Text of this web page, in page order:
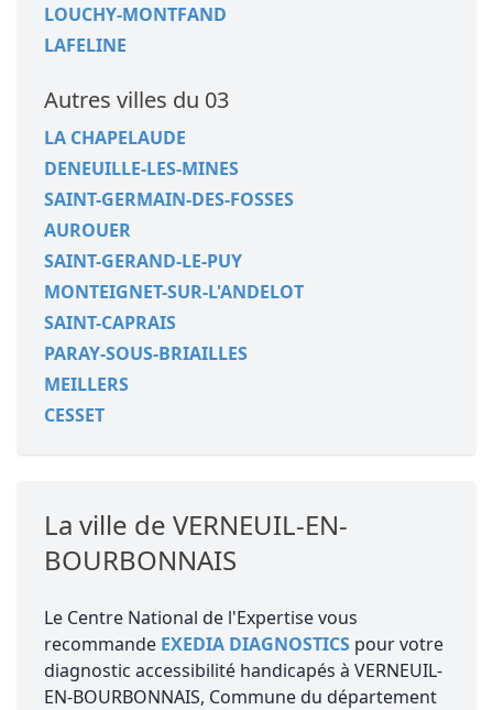
LOUCHY-MONTFAND
LAFELINE
Autres villes du 03
LA CHAPELAUDE
DENEUILLE-LES-MINES
SAINT-GERMAIN-DES-FOSSES
AUROUER
SAINT-GERAND-LE-PUY
MONTEIGNET-SUR-L'ANDELOT
SAINT-CAPRAIS
PARAY-SOUS-BRIAILLES
MEILLERS
CESSET
La ville de VERNEUIL-EN-
BOURBONNAIS
Le Centre National de l'Expertise vous
recommande EXEDIA DIAGNOSTICS pour votre
diagnostic accessibilité handicapés à VERNEUIL-
EN-BOURBONNAIS, Commune du département